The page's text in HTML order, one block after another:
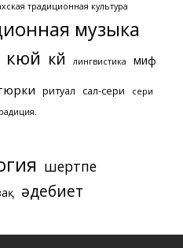
традиционная культура
музыка
кюй күй лингвистика миф
ритуал сал-сери сери
шертпе
әдебиет